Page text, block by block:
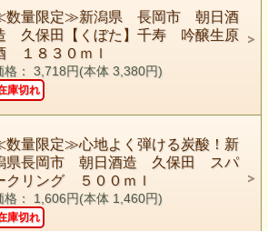
量限定≫新潟県 長岡市 朝日酒
久保田【くぼた】千寿 吟醸生原
１８３０ｍｌ
格： 3,718円(本体 3,380円)
庫切れ
量限定≫心地よく弾ける炭酸！新
県長岡市 朝日酒造 久保田 スパ
クリング ５００ｍｌ
格： 1,606円(本体 1,460円)
庫切れ